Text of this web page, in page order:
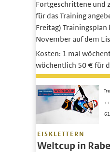
Fortgeschrittene und
für das Training
Freitag) Trainingsplan
November auf dem
Kosten: 1 mal
wöchentlich 50 € für
EISKLETTERN
Weltcup in